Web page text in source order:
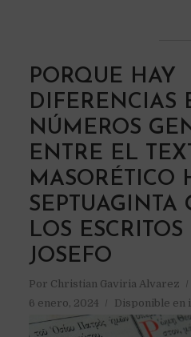
PORQUE HAY
DIFERENCIAS
NÚMEROS
ENTRE EL
MASORÉTICO
SEPTUAGINTA
LOS
JOSEFO
Por Christian Gaviria Alvarez
6 enero, 2024
Disponible en